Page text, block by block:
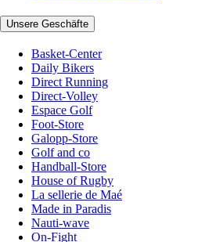
Unsere Geschäfte
Basket-Center
Daily Bikers
Direct Running
Direct-Volley
Espace Golf
Foot-Store
Galopp-Store
Golf and co
Handball-Store
House of Rugby
La sellerie de Maé
Made in Paradis
Nauti-wave
On-Fight